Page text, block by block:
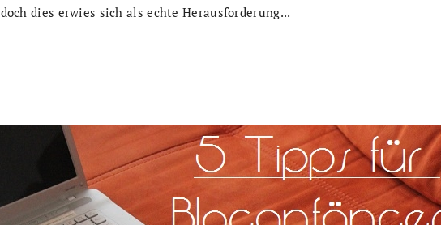
dies erwies sich als echte Herausforderung...